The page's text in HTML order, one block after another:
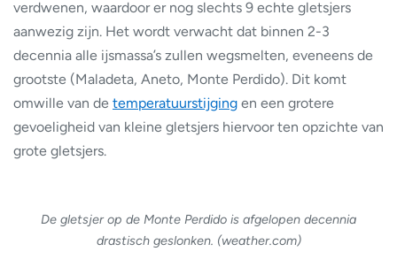
verdwenen, waardoor er nog slechts 9 echte gletsjers
aanwezig zijn. Het wordt verwacht dat binnen 2-3
decennia alle ijsmassa’s zullen wegsmelten, eveneens de
grootste (Maladeta, Aneto, Monte Perdido). Dit komt
omwille van de temperatuurstijging en een grotere
gevoeligheid van kleine gletsjers hiervoor ten opzichte van
grote gletsjers.
De gletsjer op de Monte Perdido is afgelopen decennia
drastisch geslonken. (weather.com)